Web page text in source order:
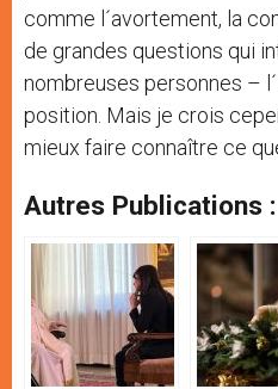
comme l´avortement, la
de grandes questions qui
nombreuses personnes –
position. Mais je crois
mieux faire connaître ce
Autres Publications :